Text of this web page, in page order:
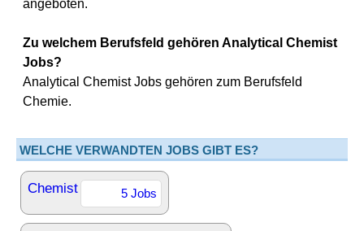
angeboten.
Zu welchem Berufsfeld gehören Analytical Chemist
Jobs?
Analytical Chemist Jobs gehören zum Berufsfeld
Chemie.
WELCHE VERWANDTEN JOBS GIBT ES?
Chemist 5 Jobs